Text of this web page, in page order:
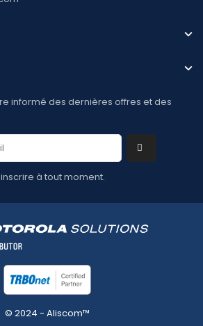
informé des dernières offres et des
à tout moment.
© 2024 - Aliscom™